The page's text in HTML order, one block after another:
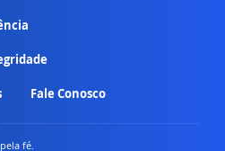
Fale Conosco
fé.